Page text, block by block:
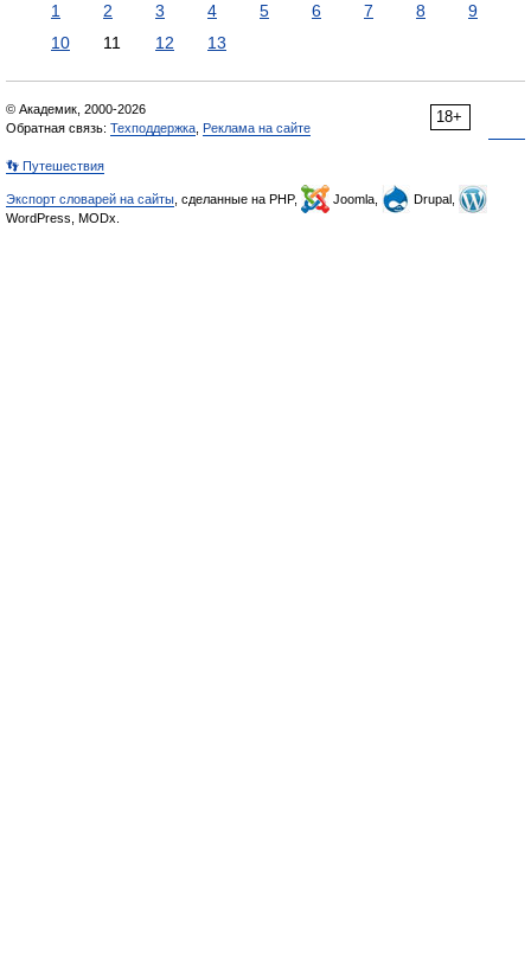
1 2 3 4 5 6 7 8
9
10
11 12 13
18+
© Академик, 2000-2026
Обратная связь: Техподдержка Реклама на сайте
👣 Путешествия
Экспорт словарей на сайты , сделанные на PHP, Joomla,
Drupal,
WordPress, MODx.